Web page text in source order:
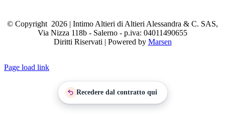
© Copyright 2026 | Intimo Altieri di Altieri Alessandra & C. SAS,
Via Nizza 118b - Salerno - p.iva: 04011490655
Diritti Riservati | Powered by Marsen
Page load link
Recedere dal contratto qui